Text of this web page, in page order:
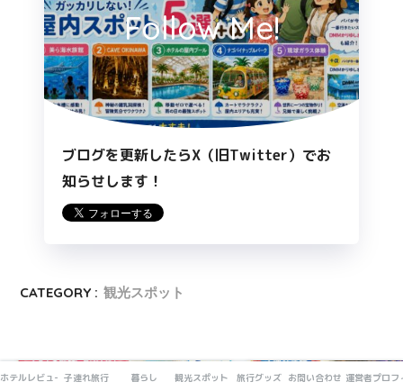
Follow Me!
ブログを更新したらX（旧Twitter）でお
知らせします！
CATEGORY : 観光スポット
ホテルレビュー 子連れ旅行 暮らし 観光スポット 旅行グッズ お問い合わせ・お仕事依頼
運営者プロフ